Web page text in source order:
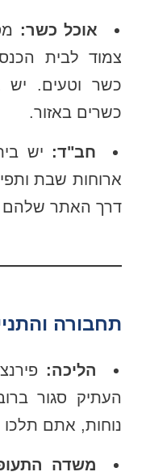
אוכל כשר:
צמוד לבית הכנסת
כשר וטעים. יש
כשרים באזור.
חב"ד:יש בית
ארוחות שבת
דרך האתר שלהם
תחבורה
הליכה:פירנצה
העתיק סגור ברובו
נוחות, אתם תלכו
משדה התעופה